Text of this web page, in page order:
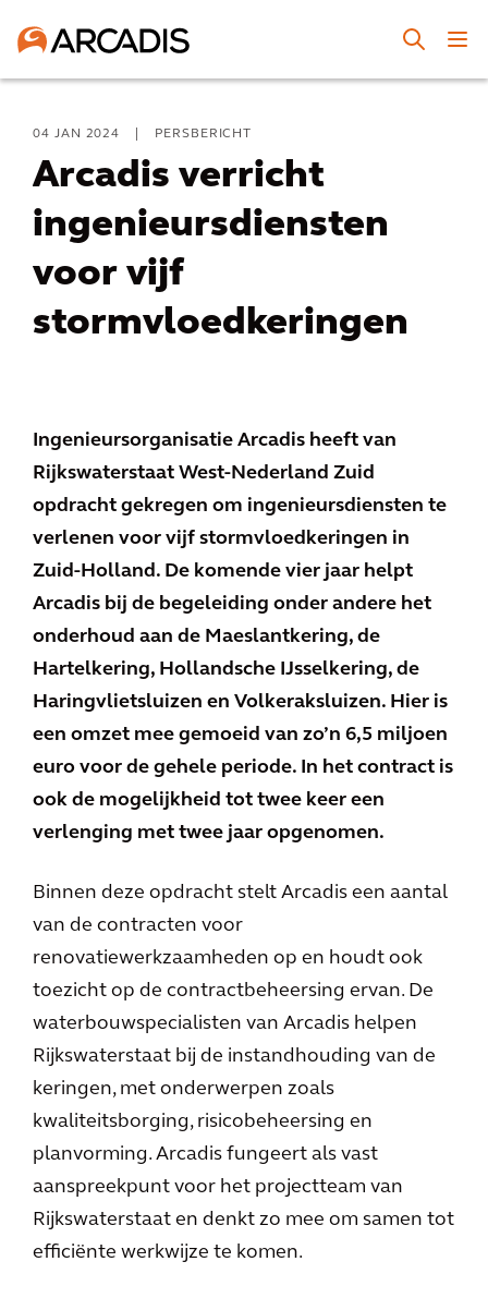
04 JAN 2024 PERSBERICHT
Arcadis verricht
ingenieursdiensten
voor vijf
stormvloedkeringen
Ingenieursorganisatie Arcadis heeft van
Rijkswaterstaat West-Nederland Zuid
opdracht gekregen om ingenieursdiensten te
verlenen voor vijf stormvloedkeringen in
Zuid-Holland. De komende vier jaar helpt
Arcadis bij de begeleiding onder andere het
onderhoud aan de Maeslantkering, de
Hartelkering, Hollandsche IJsselkering, de
Haringvlietsluizen en Volkeraksluizen. Hier is
een omzet mee gemoeid van zo’n 6,5 miljoen
euro voor de gehele periode. In het contract is
ook de mogelijkheid tot twee keer een
verlenging met twee jaar opgenomen.
Binnen deze opdracht stelt Arcadis een aantal
van de contracten voor
renovatiewerkzaamheden op en houdt ook
toezicht op de contractbeheersing ervan. De
waterbouwspecialisten van Arcadis helpen
Rijkswaterstaat bij de instandhouding van de
keringen, met onderwerpen zoals
kwaliteitsborging, risicobeheersing en
planvorming. Arcadis fungeert als vast
aanspreekpunt voor het projectteam van
Rijkswaterstaat en denkt zo mee om samen tot
efficiënte werkwijze te komen.